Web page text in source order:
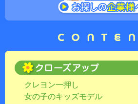
クレヨン一押し
女の子のキッズモデル